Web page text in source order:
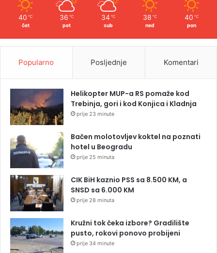
40 ℃
čet
36 ℃
pet
34 ℃
sub
38 ℃
ned
40 ℃
pon
Popularno Posljednje Komentari
Helikopter MUP-a RS pomaže kod
Trebinja, gori i kod Konjica i Kladnja
prije 23 minute
Bačen molotovljev koktel na poznati
hotel u Beogradu
prije 25 minuta
CIK BiH kaznio PSS sa 8.500 KM, a
SNSD sa 6.000 KM
prije 28 minuta
Kružni tok čeka izbore? Gradilište
pusto, rokovi ponovo probijeni
prije 34 minute